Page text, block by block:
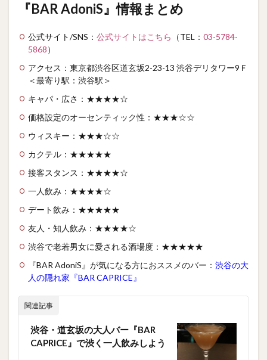
『BAR AdoniS』情報まとめ
公式サイト/SNS： 公式サイトはこちら （TEL： 03-5784-
5868）
アクセス：東京都渋谷区道玄坂2-23-13 渋谷デリタワー9Ｆ
＜最寄り駅：渋谷駅＞
キャパ・広さ：★★★★☆
価格設定のオーセンティック性：★★★☆☆
ウィスキー：★★★☆☆
カクテル：★★★★★
接客スタンス：★★★★☆
一人飲み：★★★★☆
デート飲み：★★★★★
友人・知人飲み：★★★★☆
渋谷で老若男女に愛される酒場度：★★★★★
『BAR AdoniS』が気になる方におススメのバー： 渋谷の大
人の隠れ家『BAR CAPRICE』
関連記事
渋谷・道玄坂の大人バー『BAR
CAPRICE』で渋く一人飲みしよう